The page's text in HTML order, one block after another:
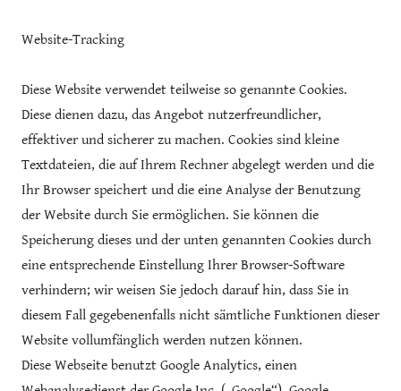
Website-Tracking
Diese Website verwendet teilweise so genannte Cookies.
Diese dienen dazu, das Angebot nutzerfreundlicher,
effektiver und sicherer zu machen. Cookies sind kleine
Textdateien, die auf Ihrem Rechner abgelegt werden und die
Ihr Browser speichert und die eine Analyse der Benutzung
der Website durch Sie ermöglichen. Sie können die
Speicherung dieses und der unten genannten Cookies durch
eine entsprechende Einstellung Ihrer Browser-Software
verhindern; wir weisen Sie jedoch darauf hin, dass Sie in
diesem Fall gegebenenfalls nicht sämtliche Funktionen dieser
Website vollumfänglich werden nutzen können.
Diese Webseite benutzt Google Analytics, einen